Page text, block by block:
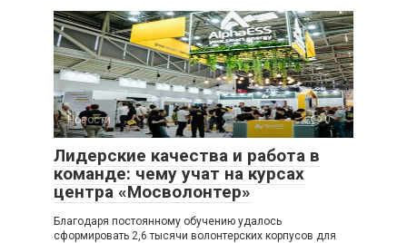
Новости 0
Лидерские качества и работа в
команде: чему учат на курсах
центра «Мосволонтер»
Благодаря постоянному обучению удалось
сформировать 2,6 тысячи волонтерских корпусов для